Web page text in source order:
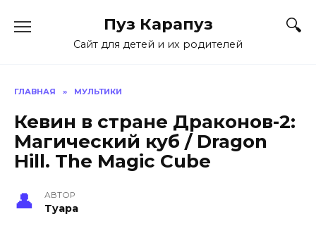
Пуз Карапуз
Сайт для детей и их родителей
ГЛАВНАЯ » МУЛЬТИКИ
Кевин в стране Драконов-2:
Магический куб / Dragon
Hill. The Magic Cube
АВТОР
Tyapa